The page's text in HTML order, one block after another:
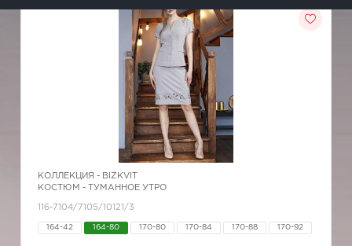
КОЛЛЕКЦИЯ - BIZKVIT
КОСТЮМ - ТУМАННОЕ УТРО
116-7104/7105/10121/3
164-42 164-80 170-80 170-84 170-88 170-92